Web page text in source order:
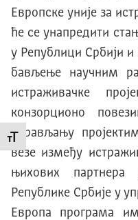
Промени величину слова
Европске уније за
ће се унапредити
у Републици Србији и
бављење научним
истраживачке
конзорционо
управљању
везе између
њихових партнера
Републике Србије у
Европа програма